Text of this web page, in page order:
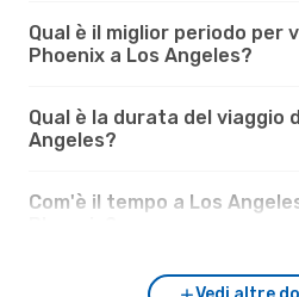
Qual è il miglior periodo per
Phoenix a Los Angeles?
Qual è la durata del viaggio
Angeles?
Com'è il tempo a Los